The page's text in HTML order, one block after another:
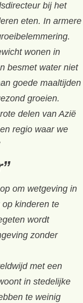
bij het
eten. In armere
wonen in
besmet water niet
goede maaltijden
groeien.
delen van Azië
regio waar we
om wetgeving in
kinderen te
wordt
zonder
met een
in stedelijke
te weinig